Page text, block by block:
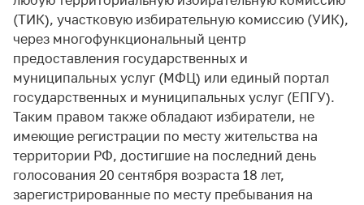
(ТИК), участковую избирательную комиссию (УИК),
через многофункциональный центр
предоставления государственных и
муниципальных услуг (МФЦ) или единый портал
государственных и муниципальных услуг (ЕПГУ).
Таким правом также обладают избиратели, не
имеющие регистрации по месту жительства на
территории РФ, достигшие на последний день
голосования 20 сентября возраста 18 лет,
зарегистрированные по месту пребывания на